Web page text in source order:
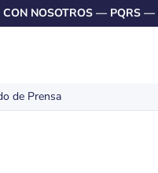
CON NOSOTROS — PQRS —
de Prensa